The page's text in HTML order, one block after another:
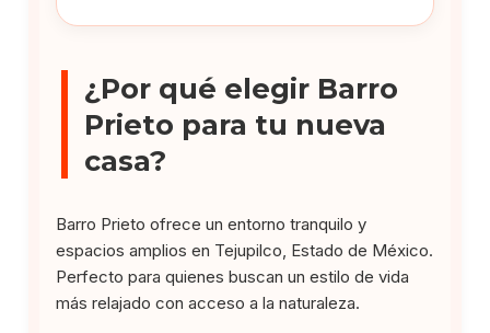
¿Por qué elegir Barro
Prieto para tu nueva
casa?
Barro Prieto ofrece un entorno tranquilo y
espacios amplios en Tejupilco, Estado de México.
Perfecto para quienes buscan un estilo de vida
más relajado con acceso a la naturaleza.